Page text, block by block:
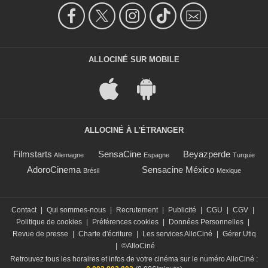
ALLOCINÉ SUR MOBILE
ALLOCINÉ À L'ÉTRANGER
Filmstarts Allemagne SensaCine Espagne Beyazperde Turquie
AdoroCinema Brésil Sensacine México Mexique
Contact Qui sommes-nous Recrutement Publicité CGU CGV
Politique de cookies
Préférences cookies Données Personnelles
Revue de presse
Charte d'écriture Les services AlloCiné
Gérer Utiq
©AlloCiné
Retrouvez tous les horaires et infos de votre cinéma sur le numéro AlloCiné :